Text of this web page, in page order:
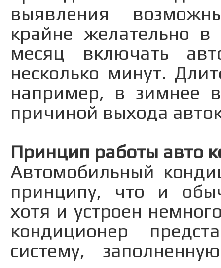
выявления
крайне желательно
месяц включать
несколько минут.
например, в зимнее
причиной выхода
Принцип работы авто
Автомобильный
принципу, что и
хотя и устроен
кондиционер
систему,